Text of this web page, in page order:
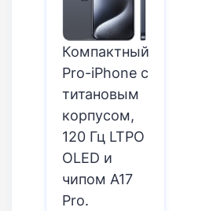
Компактный
Pro-iPhone с
титановым
корпусом,
120 Гц LTPO
OLED и
чипом A17
Pro.